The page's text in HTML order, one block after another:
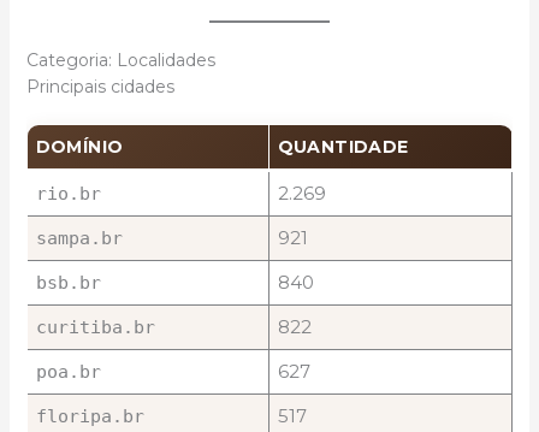
Categoria: Localidades
Principais cidades
DOMÍNIO QUANTIDADE
rio.br 2.269
sampa.br 921
bsb.br 840
curitiba.br 822
poa.br 627
floripa.br 517